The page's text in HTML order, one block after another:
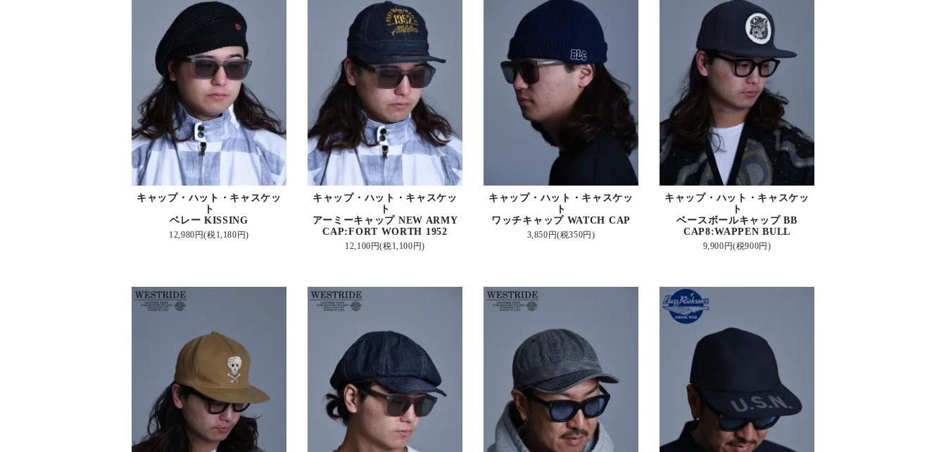
キャップ・ハット・キャスケッ
ト
ベレー KISSING
12,980円(税1,180円)
キャップ・ハット・キャスケッ
ト
アーミーキャップ NEW ARMY
CAP:FORT WORTH 1952
12,100円(税1,100円)
キャップ・ハット・キャスケッ
ト
ワッチキャップ WATCH CAP
3,850円(税350円)
キャップ・ハット・キャスケッ
ト
ベースボールキャップ BB
CAP8:WAPPEN BULL
9,900円(税900円)